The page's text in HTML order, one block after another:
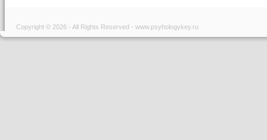
Copyright © 2026 - All Rights Reserved - www.psyhologykey.ru